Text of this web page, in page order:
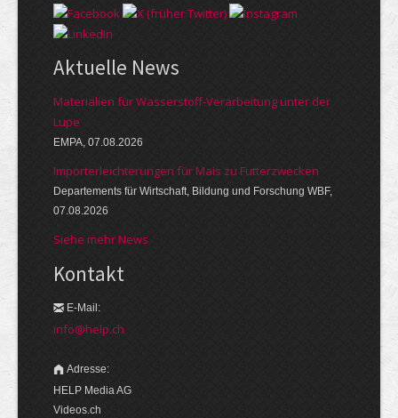
Aktuelle News
Materialien für Wasserstoff-Verarbeitung unter der
Lupe
EMPA, 07.08.2026
Importerleichterungen für Mais zu Futterzwecken
Departements für Wirtschaft, Bildung und Forschung WBF,
07.08.2026
Siehe mehr News
Kontakt
E-Mail:
info@help.ch
Adresse:
HELP Media AG
Videos.ch